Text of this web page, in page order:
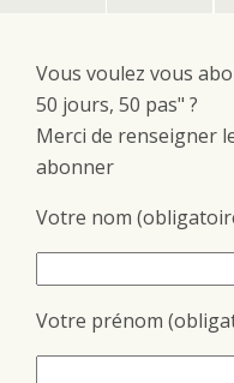
Vous voulez vous
50 jours, 50 pas" ?
Merci de renseigner
abonner
Votre nom
Votre prénom